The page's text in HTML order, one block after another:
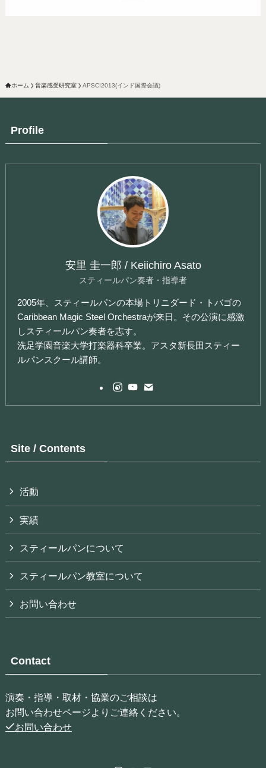
ホーム 音楽感受研究室 APSCI2013(インド国際会議)
Profile
安里 圭一郎 / Keiichiro Asato
スティールパン奏者・指導者
2005年、スティールパンの本場トリニダード・トバゴの
Caribbean Magic Steel Orchestraが来日。その公演に感激
しスティールパン奏者を志す。
洗足学園音楽大学打楽器科卒業。アスタ新長田スティー
ルパンスクール講師。
Site / Contents
活動
実績
スティールパンについて
スティールパン教室について
お問い合わせ
Contact
演奏・指導・取材・協業のご相談は
お問い合わせページよりご連絡ください。
お問い合わせ